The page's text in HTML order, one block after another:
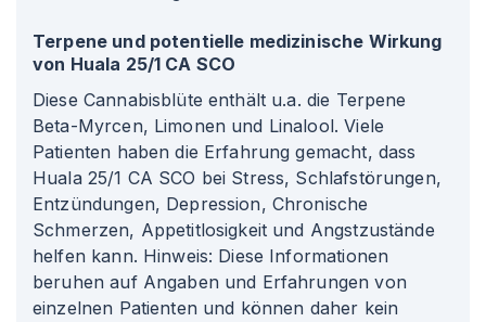
Terpene und potentielle medizinische Wirkung
von Huala 25/1 CA SCO
Diese Cannabisblüte enthält u.a. die Terpene
Beta-Myrcen, Limonen und Linalool. Viele
Patienten haben die Erfahrung gemacht, dass
Huala 25/1 CA SCO bei Stress, Schlafstörungen,
Entzündungen, Depression, Chronische
Schmerzen, Appetitlosigkeit und Angstzustände
helfen kann. Hinweis: Diese Informationen
beruhen auf Angaben und Erfahrungen von
einzelnen Patienten und können daher kein